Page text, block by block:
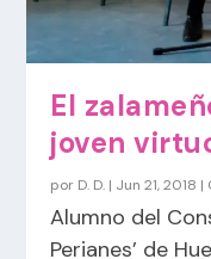
El
joven
por D. D. | Jun 21, 2018 |
Alumno del
Perianes’ de